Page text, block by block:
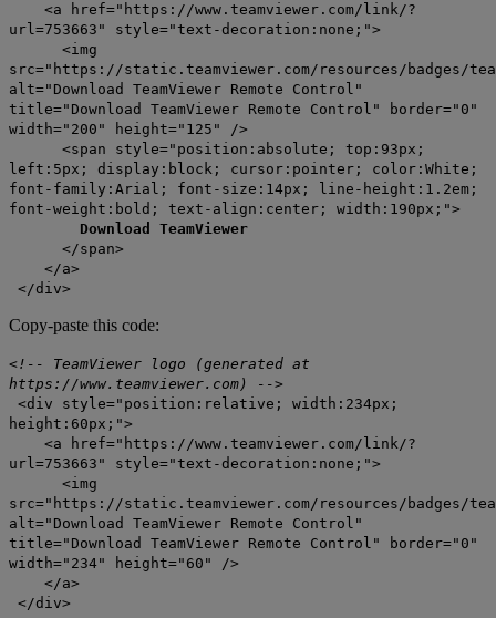
<a href="https://www.teamviewer.com/link/?
url=753663" style="text-decoration:none;">
<img
src="https://static.teamviewer.com/resources/badges/
alt="Download TeamViewer Remote Control"
title="Download TeamViewer Remote Control" border="0"
width="200" height="125" />
<span style="position:absolute; top:93px;
left:5px; display:block; cursor:pointer; color:White;
font-family:Arial; font-size:14px; line-height:1.2em;
font-weight:bold; text-align:center; width:190px;">
Download TeamViewer
</span>
</a>
</div>
Copy-paste this code:
<!-- TeamViewer logo (generated at
https://www.teamviewer.com) -->
<div style="position:relative; width:234px;
height:60px;">
<a href="https://www.teamviewer.com/link/?
url=753663" style="text-decoration:none;">
<img
src="https://static.teamviewer.com/resources/badges/
alt="Download TeamViewer Remote Control"
title="Download TeamViewer Remote Control" border="0"
width="234" height="60" />
</a>
</div>